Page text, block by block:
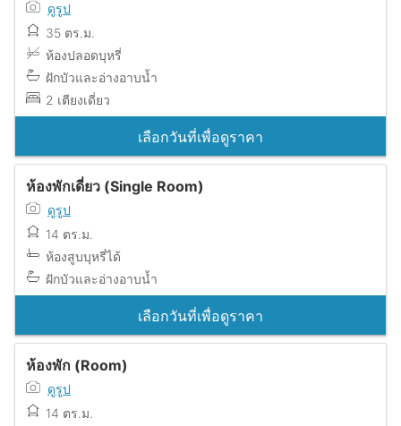
ดูรูป
35 ตร.ม.
ห้องปลอดบุหรี่
ฝักบัวและอ่างอาบน้ำ
2 เตียงเดี่ยว
เลือกวันที่เพื่อดูราคา
ห้องพักเดี่ยว (Single Room)
ดูรูป
14 ตร.ม.
ห้องสูบบุหรี่ได้
ฝักบัวและอ่างอาบน้ำ
เลือกวันที่เพื่อดูราคา
ห้องพัก (Room)
ดูรูป
14 ตร.ม.